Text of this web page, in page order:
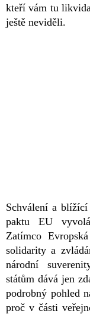
kteří vám tu
ještě neviděli.
Schválení a
paktu EU
Zatímco
solidarity a
národní
státům dává jen
podrobný pohled
proč v části